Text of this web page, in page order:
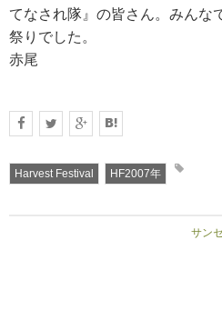
てなされ隊』の皆さん。みんな
祭りでした。
赤尾
Harvest Festival HF2007年
サン